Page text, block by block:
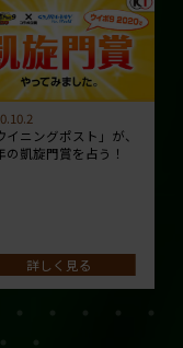
イニングポスト」が、
の凱旋門賞を占う！
詳しく見る